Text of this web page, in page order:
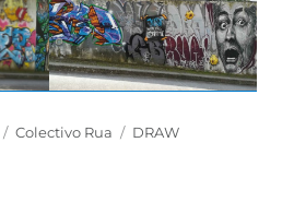
Colectivo Rua DRAW